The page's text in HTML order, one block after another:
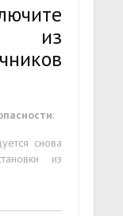
из
:
снова
из